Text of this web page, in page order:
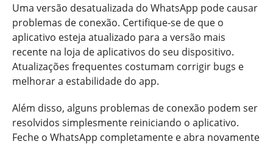
Uma versão desatualizada do WhatsApp pode causar
problemas de conexão. Certifique-se de que o
aplicativo esteja atualizado para a versão mais
recente na loja de aplicativos do seu dispositivo.
Atualizações frequentes costumam corrigir bugs e
melhorar a estabilidade do app.
Além disso, alguns problemas de conexão podem ser
resolvidos simplesmente reiniciando o aplicativo.
Feche o WhatsApp completamente e abra novamente